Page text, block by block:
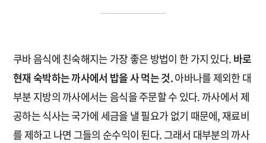
쿠바 음식에 친숙해지는 가장 좋은 방법이 한 가지 있다. 바로
현재 숙박하는 까사에서 밥을 사 먹는 것.아바나를 제외한 대
부분 지방의 까사에서는 음식을 주문할 수 있다. 까사에서 제
공하는 식사는 국가에 세금을 낼 필요가 없기 때문에, 재료비
를 제하고 나면 그들의 순수익이 된다. 그래서 대부분의 까사